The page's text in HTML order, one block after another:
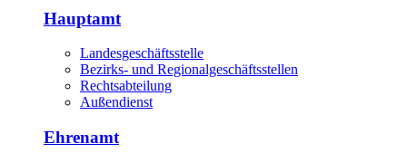
Hauptamt
Landesgeschäftsstelle
Bezirks- und Regionalgeschäftsstellen
Rechtsabteilung
Außendienst
Ehrenamt